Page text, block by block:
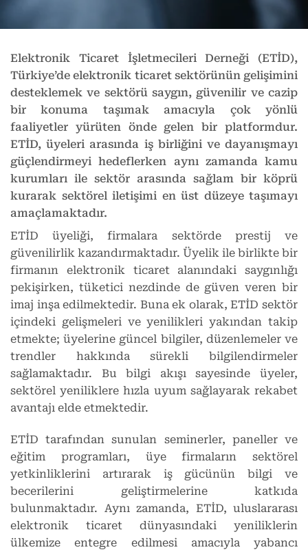
Elektronik Ticaret İşletmecileri Derneği (ETİD),
Türkiye’de elektronik ticaret sektörünün gelişimini
desteklemek ve sektörü saygın, güvenilir ve cazip
bir konuma taşımak amacıyla çok yönlü
faaliyetler yürüten önde gelen bir platformdur.
ETİD, üyeleri arasında iş birliğini ve dayanışmayı
güçlendirmeyi hedeflerken aynı zamanda kamu
kurumları ile sektör arasında sağlam bir köprü
kurarak sektörel iletişimi en üst düzeye taşımayı
amaçlamaktadır.
ETİD üyeliği, firmalara sektörde prestij ve
güvenilirlik kazandırmaktadır. Üyelik ile birlikte bir
firmanın elektronik ticaret alanındaki saygınlığı
pekişirken, tüketici nezdinde de güven veren bir
imaj inşa edilmektedir. Buna ek olarak, ETİD sektör
içindeki gelişmeleri ve yenilikleri yakından takip
etmekte; üyelerine güncel bilgiler, düzenlemeler ve
trendler hakkında sürekli bilgilendirmeler
sağlamaktadır. Bu bilgi akışı sayesinde üyeler,
sektörel yeniliklere hızla uyum sağlayarak rekabet
avantajı elde etmektedir.
ETİD tarafından sunulan seminerler, paneller ve
eğitim programları, üye firmaların sektörel
yetkinliklerini artırarak iş gücünün bilgi ve
becerilerini geliştirmelerine katkıda
bulunmaktadır. Aynı zamanda, ETİD, uluslararası
elektronik ticaret dünyasındaki yeniliklerin
ülkemize entegre edilmesi amacıyla yabancı